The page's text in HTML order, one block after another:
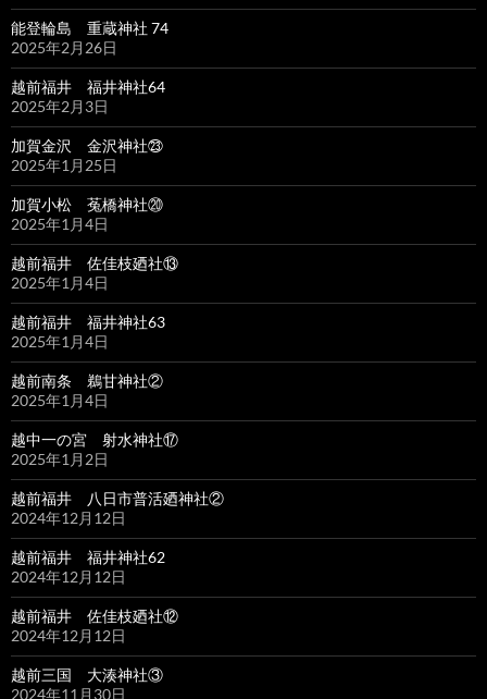
能登輪島 重蔵神社 74
2025年2月26日
越前福井 福井神社64
2025年2月3日
加賀金沢 金沢神社㉓
2025年1月25日
加賀小松 菟橋神社⑳
2025年1月4日
越前福井 佐佳枝廼社⑬
2025年1月4日
越前福井 福井神社63
2025年1月4日
越前南条 鵜甘神社②
2025年1月4日
越中一の宮 射水神社⑰
2025年1月2日
越前福井 八日市普活廼神社②
2024年12月12日
越前福井 福井神社62
2024年12月12日
越前福井 佐佳枝廼社⑫
2024年12月12日
越前三国 大湊神社③
2024年11月30日